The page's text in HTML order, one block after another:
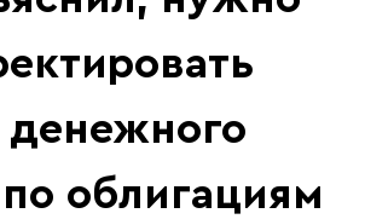
денежного
облигациям